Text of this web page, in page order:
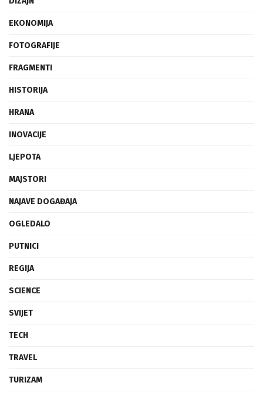
EKONOMIJA
FOTOGRAFIJE
FRAGMENTI
HISTORIJA
HRANA
INOVACIJE
LJEPOTA
MAJSTORI
NAJAVE DOGAĐAJA
OGLEDALO
PUTNICI
REGIJA
SCIENCE
SVIJET
TECH
TRAVEL
TURIZAM